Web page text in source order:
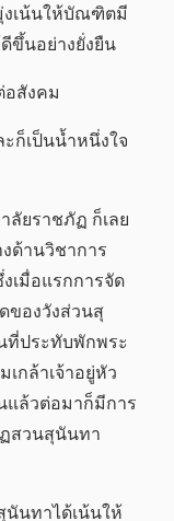
งเน้นให้บัณฑิตมี
ขึ้นอย่างยั่งยืน
อสังคม
ก็เป็นน้ำหนึ่งใจ
ยราชภัฏ ก็เลย
ด้านวิชาการ
เมื่อแรกการจัด
ของวังส่วนสุ
ที่ประทับพักพระ
กล้าเจ้าอยู่หัว
แล้วต่อมาก็มีการ
สวนสุนันทา
นทาได้เน้นให้